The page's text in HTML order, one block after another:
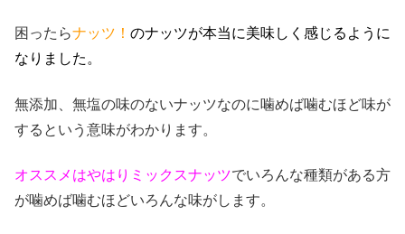
困ったらナッツ！ のナッツが本当に美味しく感じるように
なりました。
無添加、無塩の味のないナッツなのに噛めば噛むほど味が
するという意味がわかります。
オススメはやはりミックスナッツでいろんな種類がある方
が噛めば噛むほどいろんな味がします。